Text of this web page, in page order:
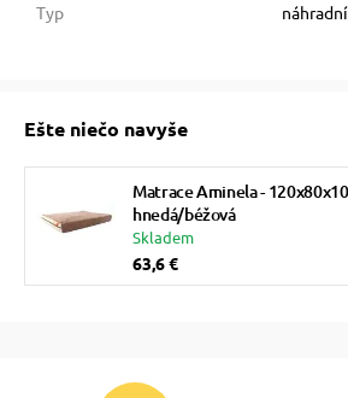
Typ
Ešte niečo navyše
Matrace Aminela -
hnedá/béžová
Skladem
63,6 €